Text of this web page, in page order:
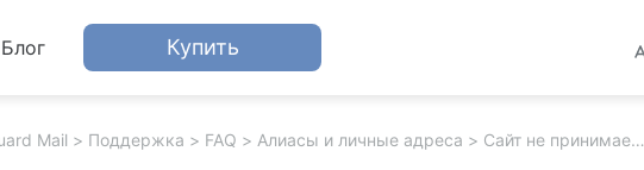
Блог Купить
Mail Поддержка FAQ Алиасы и личные адреса Сайт не принимает мой алиас. Что делать?